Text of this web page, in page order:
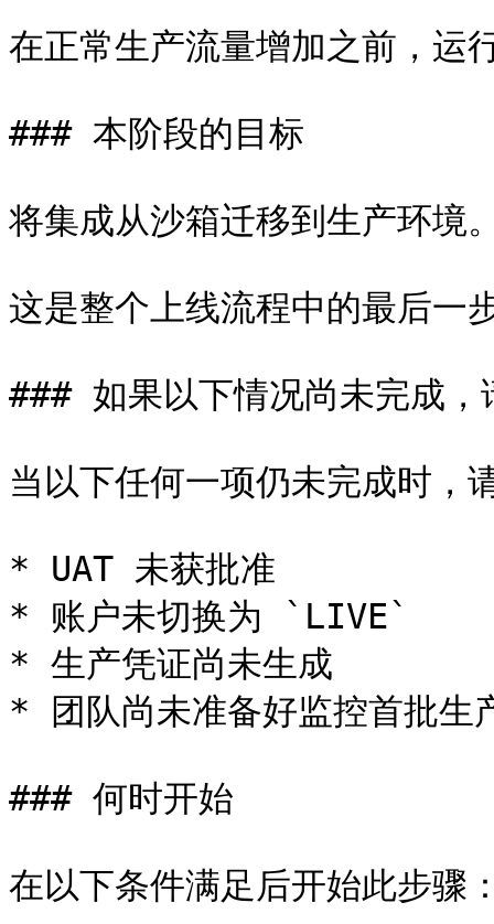
在正常生产流量增加之前，运
### 本阶段的目标
将集成从沙箱迁移到生产环境
这是整个上线流程中的最后一
### 如果以下情况尚未完成，
当以下任何一项仍未完成时，
* UAT 未获批准
* 账户未切换为 `LIVE`
* 生产凭证尚未生成
* 团队尚未准备好监控首批生
### 何时开始
在以下条件满足后开始此步骤